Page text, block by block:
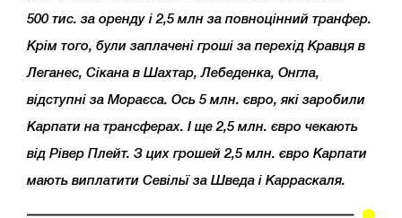
500 тис. за оренду і 2,5 млн за повноцінний транфер.
Крім того, були заплачені гроші за перехід Кравця в
Леганес, Сікана в Шахтар, Лебеденка, Онгла,
відступні за Мораєса. Ось 5 млн. євро, які заробили
Карпати на трансферах. І ще 2,5 млн. євро чекають
від Рівер Плейт. З цих грошей 2,5 млн. євро Карпати
мають виплатити Севільї за Шведа і Карраскаля.